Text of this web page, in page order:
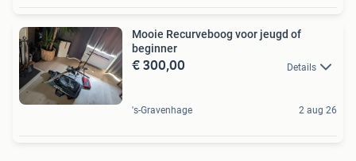
Mooie Recurveboog voor jeugd of
beginner
€ 300,00 Details
's-Gravenhage 2 aug 26